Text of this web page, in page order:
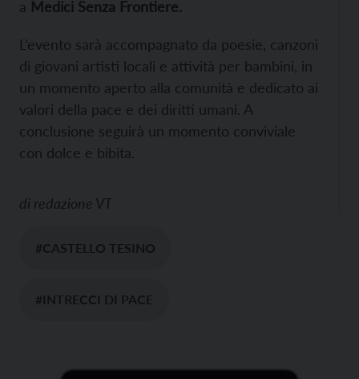
a Medici Senza Frontiere.
L’evento sarà accompagnato da poesie, canzoni
di giovani artisti locali e attività per bambini, in
un momento aperto alla comunità e dedicato ai
valori della pace e dei diritti umani. A
conclusione seguirà un momento conviviale
con dolce e bibita.
di redazione VT
#CASTELLO TESINO
#INTRECCI DI PACE